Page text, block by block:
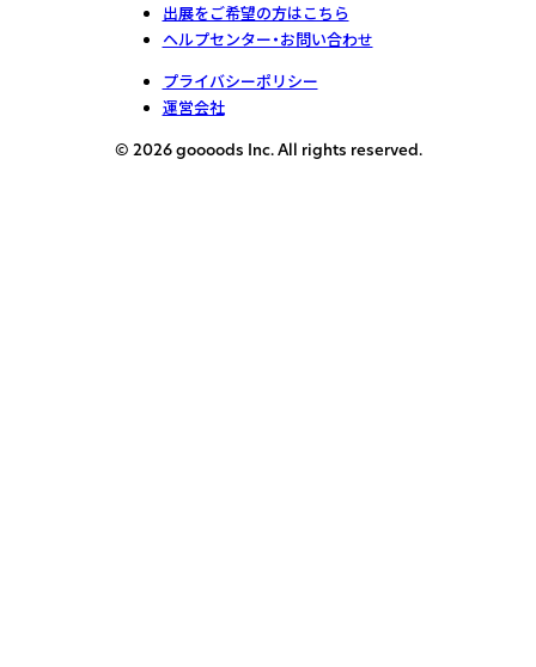
出展をご希望の方はこちら
ヘルプセンター・お問い合わせ
プライバシーポリシー
運営会社
© 2026 goooods Inc. All rights reserved.